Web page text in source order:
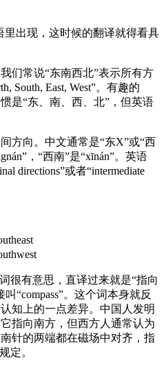
里出现，这时候的翻译就得看具
们常说“东南西北”表示所有方
South, East, West”。有趣的
是“东、南、西、北”，但英语
间方向。中文通常是“东X”或“西
，“西南”是“xīnán”。英语
directions”或者“intermediate
很有意思，直译过来就是“指向
“compass”。这个词本身就反
知上的一点差异。中国人发明
指向南方，但西方人通常认为
针的两端都在磁场中对齐，指
定。